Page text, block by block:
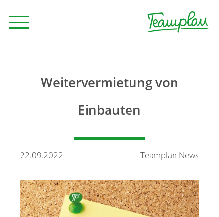
Kontakt
Weitervermietung von
Einbauten
22.09.2022 Teamplan News